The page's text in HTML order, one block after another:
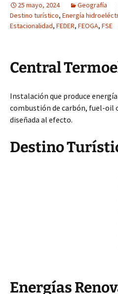
25 mayo, 2024 Geografía
Destino turístico, Energía
Estacionalidad, FEDER, FEOGA, FSE
Central
Instalación que produce
combustión de carbón, fuel-oil
diseñada al efecto.
Destino
Energías